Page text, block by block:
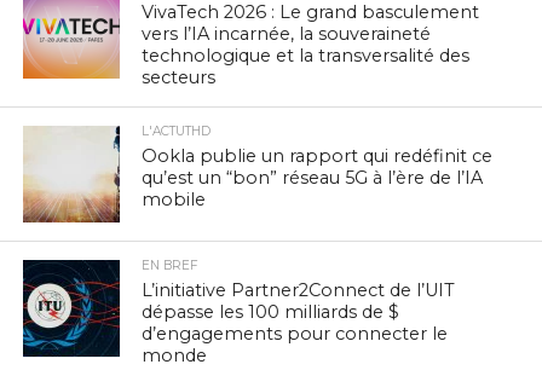
VivaTech 2026 : Le grand basculement
vers l’IA incarnée, la souveraineté
technologique et la transversalité des
secteurs
L'ACTUTHD
Ookla publie un rapport qui redéfinit ce
qu’est un “bon” réseau 5G à l’ère de l’IA
mobile
EN BREF
L’initiative Partner2Connect de l’UIT
dépasse les 100 milliards de $
d’engagements pour connecter le
monde